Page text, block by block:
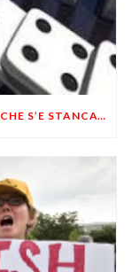
LA FILOSTROCCA DEL PRODUTTORE CHE S’E STANCATO DI ESSERE SFRUTTATO